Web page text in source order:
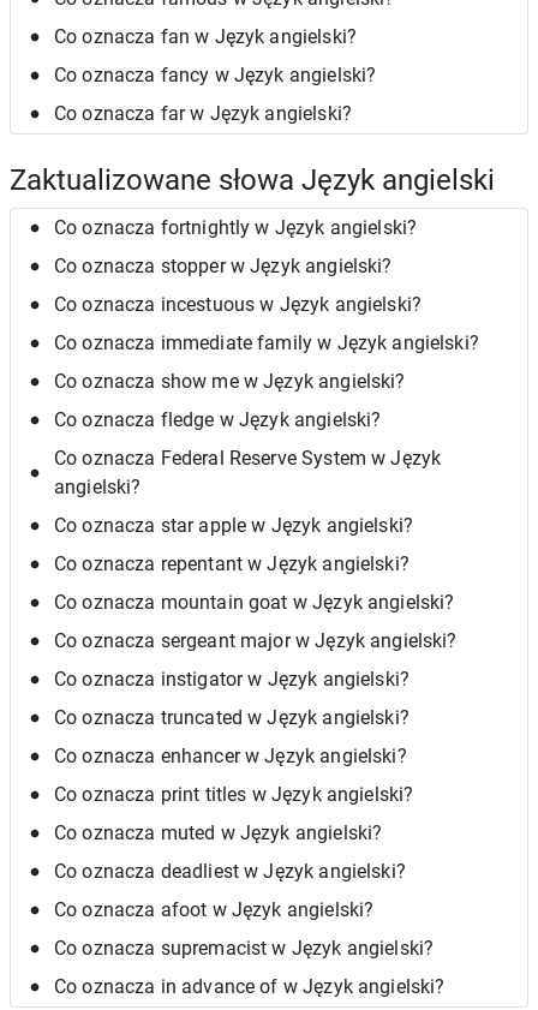
Co oznacza fan w Język angielski?
Co oznacza fancy w Język angielski?
Co oznacza far w Język angielski?
Zaktualizowane słowa Język angielski
Co oznacza fortnightly w Język angielski?
Co oznacza stopper w Język angielski?
Co oznacza incestuous w Język angielski?
Co oznacza immediate family w Język angielski?
Co oznacza show me w Język angielski?
Co oznacza fledge w Język angielski?
Co oznacza Federal Reserve System w Język
angielski?
Co oznacza star apple w Język angielski?
Co oznacza repentant w Język angielski?
Co oznacza mountain goat w Język angielski?
Co oznacza sergeant major w Język angielski?
Co oznacza instigator w Język angielski?
Co oznacza truncated w Język angielski?
Co oznacza enhancer w Język angielski?
Co oznacza print titles w Język angielski?
Co oznacza muted w Język angielski?
Co oznacza deadliest w Język angielski?
Co oznacza afoot w Język angielski?
Co oznacza supremacist w Język angielski?
Co oznacza in advance of w Język angielski?